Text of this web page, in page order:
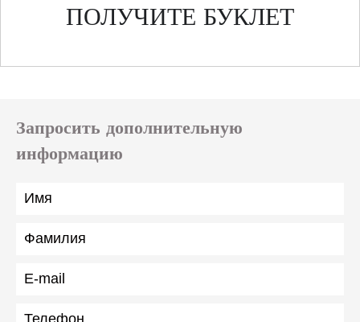
ПОЛУЧИТЕ БУКЛЕТ
Запросить дополнительную
информацию